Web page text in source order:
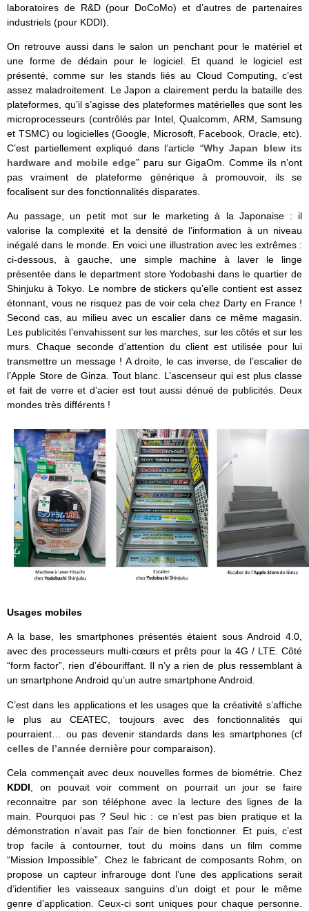
laboratoires de R&D (pour DoCoMo) et d’autres de partenaires
industriels (pour KDDI).
On retrouve aussi dans le salon un penchant pour le matériel et
une forme de dédain pour le logiciel. Et quand le logiciel est
présenté, comme sur les stands liés au Cloud Computing, c’est
assez maladroitement. Le Japon a clairement perdu la bataille des
plateformes, qu’il s’agisse des plateformes matérielles que sont les
microprocesseurs (contrôlés par Intel, Qualcomm, ARM, Samsung
et TSMC) ou logicielles (Google, Microsoft, Facebook, Oracle, etc).
C’est partiellement expliqué dans l’article “Why Japan blew its
hardware and mobile edge” paru sur GigaOm. Comme ils n’ont
pas vraiment de plateforme générique à promouvoir, ils se
focalisent sur des fonctionnalités disparates.
Au passage, un petit mot sur le marketing à la Japonaise : il
valorise la complexité et la densité de l’information à un niveau
inégalé dans le monde. En voici une illustration avec les extrêmes :
ci-dessous, à gauche, une simple machine à laver le linge
présentée dans le department store Yodobashi dans le quartier de
Shinjuku à Tokyo. Le nombre de stickers qu’elle contient est assez
étonnant, vous ne risquez pas de voir cela chez Darty en France !
Second cas, au milieu avec un escalier dans ce même magasin.
Les publicités l’envahissent sur les marches, sur les côtés et sur les
murs. Chaque seconde d’attention du client est utilisée pour lui
transmettre un message ! A droite, le cas inverse, de l’escalier de
l’Apple Store de Ginza. Tout blanc. L’ascenseur qui est plus classe
et fait de verre et d’acier est tout aussi dénué de publicités. Deux
mondes très différents !
Usages mobiles
A la base, les smartphones présentés étaient sous Android 4.0,
avec des processeurs multi-cœurs et prêts pour la 4G / LTE. Côté
“form factor”, rien d’ébouriffant. Il n’y a rien de plus ressemblant à
un smartphone Android qu’un autre smartphone Android.
C’est dans les applications et les usages que la créativité s’affiche
le plus au CEATEC, toujours avec des fonctionnalités qui
pourraient… ou pas devenir standards dans les smartphones (cf
celles de l’année dernière pour comparaison).
Cela commençait avec deux nouvelles formes de biométrie. Chez
KDDI , on pouvait voir comment on pourrait un jour se faire
reconnaitre par son téléphone avec la lecture des lignes de la
main. Pourquoi pas ? Seul hic : ce n’est pas bien pratique et la
démonstration n’avait pas l’air de bien fonctionner. Et puis, c’est
trop facile à contourner, tout du moins dans un film comme
“Mission Impossible”. Chez le fabricant de composants Rohm, on
propose un capteur infrarouge dont l’une des applications serait
d’identifier les vaisseaux sanguins d’un doigt et pour le même
genre d’application. Ceux-ci sont uniques pour chaque personne.